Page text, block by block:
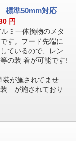
標準50mm対応
円
ミ一体挽物のメタ
す。フード先端に
ているので、レン
の装 着が可能です!
装が施されてませ
が施されており